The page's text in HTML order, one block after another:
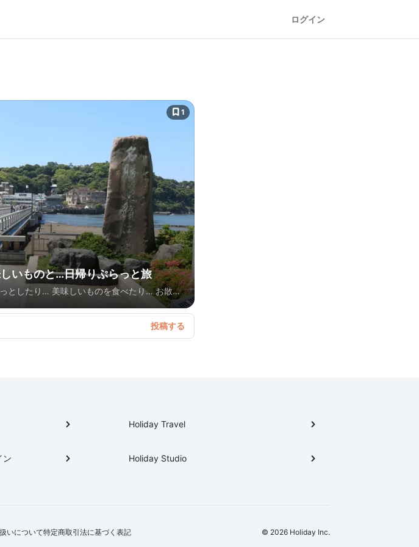
ログイン
1
しいものと…日帰りぷらっと旅
っとしたり… 美味しいものを食べたり… お散歩
ン
Holiday Travel
Holiday Studio
いについて特定商取引法に基づく表記 © 2026 Holiday Inc.